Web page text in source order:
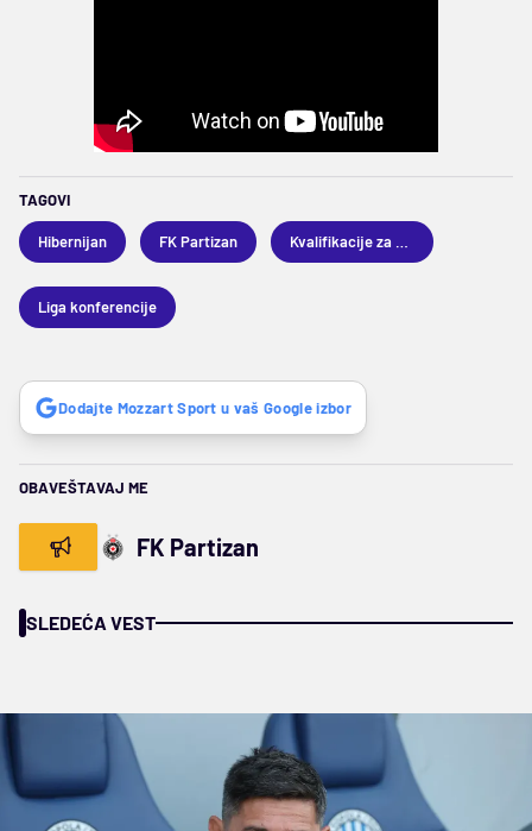
TAGOVI
Hibernijan FK Partizan
Liga konferencije
Dodajte Mozzart Sport u vaš Google izbor
OBAVEŠTAVAJ ME
FK Partizan
SLEDEĆA VEST